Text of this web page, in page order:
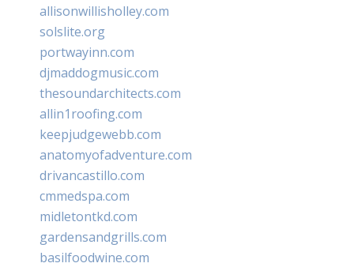
allisonwillisholley.com
solslite.org
portwayinn.com
djmaddogmusic.com
thesoundarchitects.com
allin1roofing.com
keepjudgewebb.com
anatomyofadventure.com
drivancastillo.com
cmmedspa.com
midletontkd.com
gardensandgrills.com
basilfoodwine.com